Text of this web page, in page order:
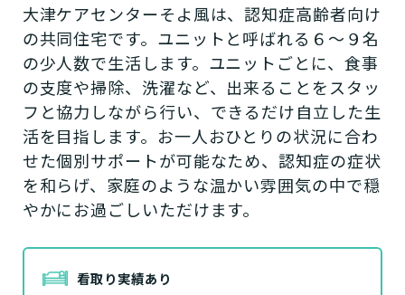
大津ケアセンターそよ風は、認知症高齢者向け
の共同住宅です。ユニットと呼ばれる６～９名
の少人数で生活します。ユニットごとに、食事
の支度や掃除、洗濯など、出来ることをスタッ
フと協力しながら行い、できるだけ自立した生
活を目指します。お一人おひとりの状況に合わ
せた個別サポートが可能なため、認知症の症状
を和らげ、家庭のような温かい雰囲気の中で穏
やかにお過ごしいただけます。
看取り実績あり